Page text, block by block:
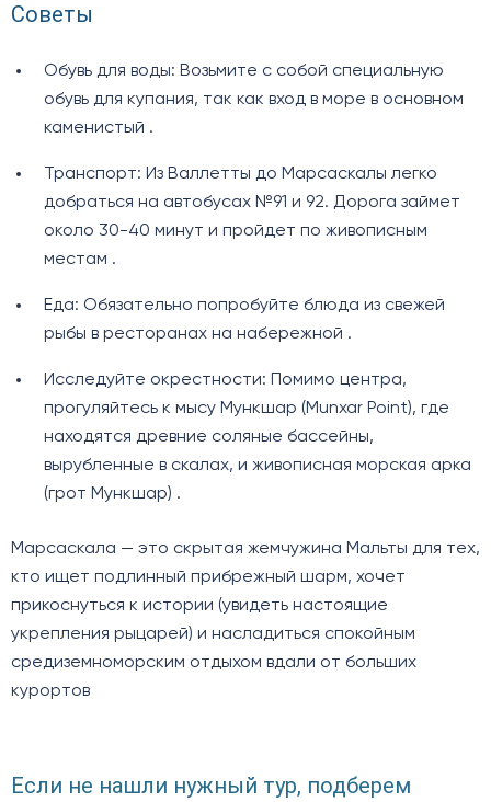
Советы
Обувь для воды: Возьмите с собой специальную
обувь для купания, так как вход в море в основном
каменистый .
Транспорт: Из Валлетты до Марсаскалы легко
добраться на автобусах №91 и 92. Дорога займет
около 30-40 минут и пройдет по живописным
местам .
Еда: Обязательно попробуйте блюда из свежей
рыбы в ресторанах на набережной .
Исследуйте окрестности: Помимо центра,
прогуляйтесь к мысу Мункшар (Munxar Point), где
находятся древние соляные бассейны,
вырубленные в скалах, и живописная морская арка
(грот Мункшар) .
Марсаскала — это скрытая жемчужина Мальты для тех,
кто ищет подлинный прибрежный шарм, хочет
прикоснуться к истории (увидеть настоящие
укрепления рыцарей) и насладиться спокойным
средиземноморским отдыхом вдали от больших
курортов
Если не нашли нужный тур, подберем